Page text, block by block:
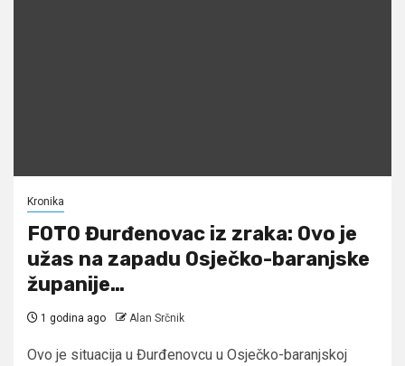
Kronika
FOTO Đurđenovac iz zraka: Ovo je
užas na zapadu Osječko-baranjske
županije…
1 godina ago Alan Srčnik
Ovo je situacija u Đurđenovcu u Osječko-baranjskoj